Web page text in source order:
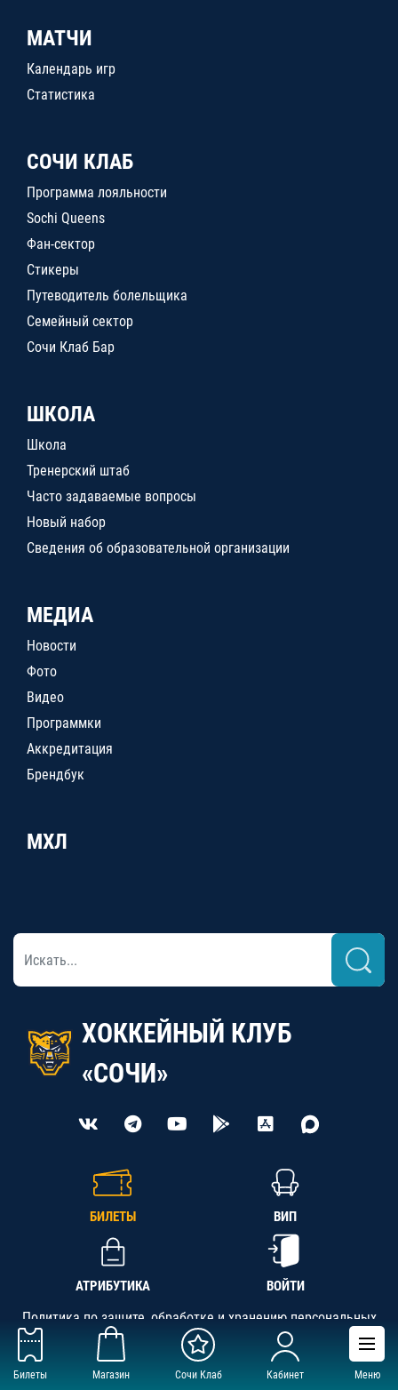
Билеты Магазин Сочи Клаб Кабинет Меню
МАТЧИ
Календарь игр
Статистика
СОЧИ КЛАБ
Программа лояльности
Sochi Queens
Фан-сектор
Стикеры
Путеводитель болельщика
Семейный сектор
Сочи Клаб Бар
ШКОЛА
Школа
Тренерский штаб
Часто задаваемые вопросы
Новый набор
Сведения об образовательной организации
МЕДИА
Новости
Фото
Видео
Программки
Аккредитация
Брендбук
МХЛ
ХОККЕЙНЫЙ КЛУБ
«СОЧИ»
БИЛЕТЫ ВИП
АТРИБУТИКА ВОЙТИ
Политика по защите, обработке и хранению персональных
данных
АНО «СК «Кубань-Регион», ОГРН 1142300002349,